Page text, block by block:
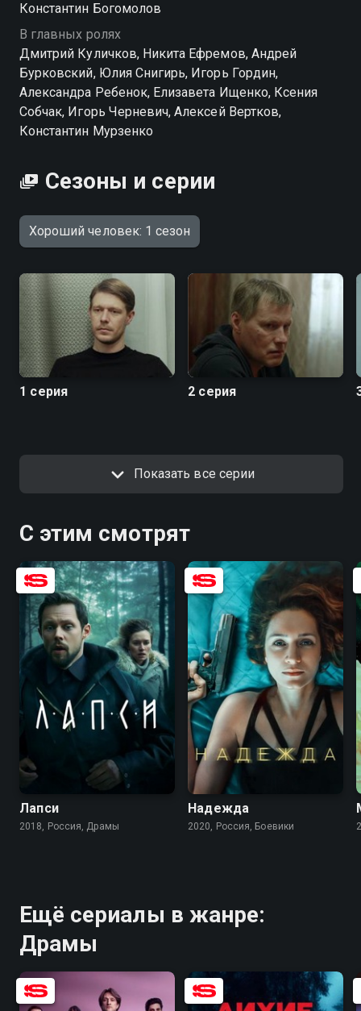
Константин Богомолов
В главных ролях
Дмитрий Куличков, Никита Ефремов, Андрей
Бурковский, Юлия Снигирь, Игорь Гордин,
Александра Ребенок, Елизавета Ищенко, Ксения
Собчак, Игорь Черневич, Алексей Вертков,
Константин Мурзенко
Сезоны и серии
Хороший человек: 1 сезон
1 серия 2 серия
Показать все серии
С этим смотрят
7.5
Лапси
2018, Россия, Драмы
7.2 6.1
Надежда
2020, Россия, Боевики
Ещё сериалы в жанре:
Драмы